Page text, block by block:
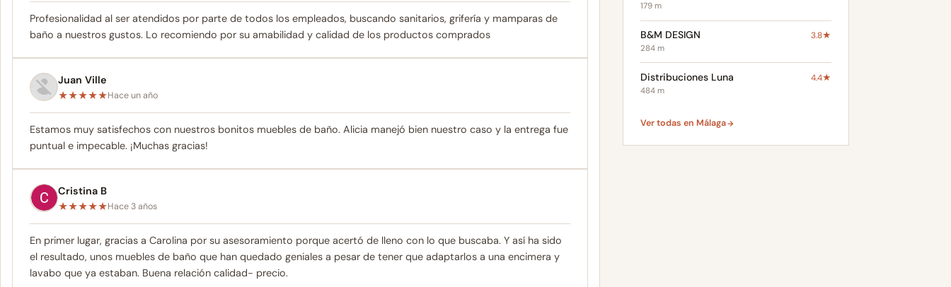
Profesionalidad al ser atendidos por parte de todos los empleados, buscando sanitarios, grifería y mamparas de
baño a nuestros gustos. Lo recomiendo por su amabilidad y calidad de los productos comprados
Juan Ville
★★★★★Hace un año
Estamos muy satisfechos con nuestros bonitos muebles de baño. Alicia manejó bien nuestro caso y la entrega fue
puntual e impecable. ¡Muchas gracias!
Cristina B
★★★★★Hace 3 años
En primer lugar, gracias a Carolina por su asesoramiento porque acertó de lleno con lo que buscaba. Y así ha sido
el resultado, unos muebles de baño que han quedado geniales a pesar de tener que adaptarlos a una encimera y
lavabo que ya estaban. Buena relación calidad- precio.
179 m
B&M DESIGN 3.8★
284 m
Distribuciones Luna 4.4★
484 m
Ver todas en Málaga